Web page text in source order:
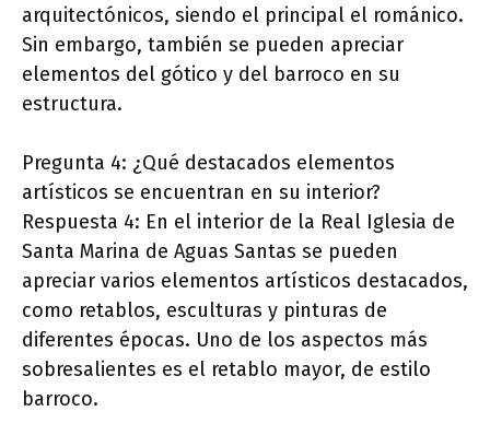
arquitectónicos, siendo el principal el románico.
Sin embargo, también se pueden apreciar
elementos del gótico y del barroco en su
estructura.
Pregunta 4: ¿Qué destacados elementos
artísticos se encuentran en su interior?
Respuesta 4: En el interior de la Real Iglesia de
Santa Marina de Aguas Santas se pueden
apreciar varios elementos artísticos destacados,
como retablos, esculturas y pinturas de
diferentes épocas. Uno de los aspectos más
sobresalientes es el retablo mayor, de estilo
barroco.